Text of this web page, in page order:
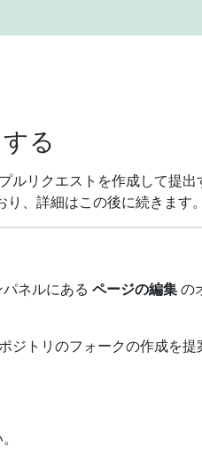
る
ルリクエストを作成して提出
、詳細はこの後に続きます。
ネルにある ページの編集の
ジトリのフォークの作成を提